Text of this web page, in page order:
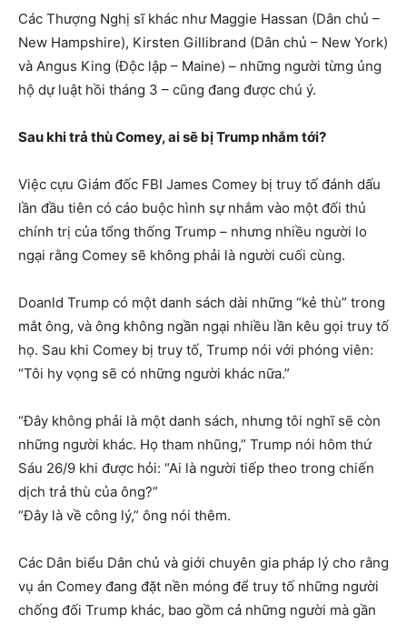
Các Thượng Nghị sĩ khác như Maggie Hassan (Dân chủ –
New Hampshire), Kirsten Gillibrand (Dân chủ – New York)
và Angus King (Độc lập – Maine) – những người từng ủng
hộ dự luật hồi tháng 3 – cũng đang được chú ý.
Sau khi trả thù Comey, ai sẽ bị Trump nhắm tới?
Việc cựu Giám đốc FBI James Comey bị truy tố đánh dấu
lần đầu tiên có cáo buộc hình sự nhắm vào một đối thủ
chính trị của tổng thống Trump – nhưng nhiều người lo
ngại rằng Comey sẽ không phải là người cuối cùng.
Doanld Trump có một danh sách dài những “kẻ thù” trong
mắt ông, và ông không ngần ngại nhiều lần kêu gọi truy tố
họ. Sau khi Comey bị truy tố, Trump nói với phóng viên:
“Tôi hy vọng sẽ có những người khác nữa.”
“Đây không phải là một danh sách, nhưng tôi nghĩ sẽ còn
những người khác. Họ tham nhũng,” Trump nói hôm thứ
Sáu 26/9 khi được hỏi: “Ai là người tiếp theo trong chiến
dịch trả thù của ông?”
“Đây là về công lý,” ông nói thêm.
Các Dân biểu Dân chủ và giới chuyên gia pháp lý cho rằng
vụ án Comey đang đặt nền móng để truy tố những người
chống đối Trump khác, bao gồm cả những người mà gần